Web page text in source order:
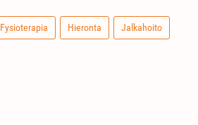
Fysioterapia Hieronta Jalkahoito